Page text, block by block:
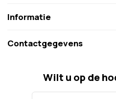
Informatie
Contactgegevens
Wilt u op de